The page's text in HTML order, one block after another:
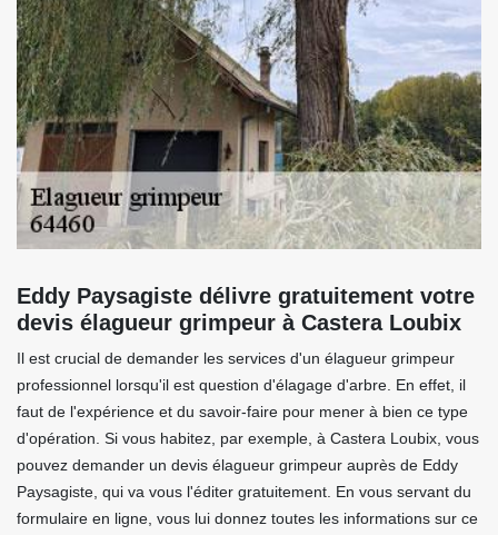
Eddy Paysagiste délivre gratuitement votre
devis élagueur grimpeur à Castera Loubix
Il est crucial de demander les services d'un élagueur grimpeur
professionnel lorsqu'il est question d'élagage d'arbre. En effet, il
faut de l'expérience et du savoir-faire pour mener à bien ce type
d'opération. Si vous habitez, par exemple, à Castera Loubix, vous
pouvez demander un devis élagueur grimpeur auprès de Eddy
Paysagiste, qui va vous l'éditer gratuitement. En vous servant du
formulaire en ligne, vous lui donnez toutes les informations sur ce